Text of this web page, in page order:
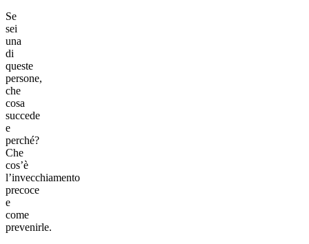
Se
sei
una
di
queste
persone,
che
cosa
succede
e
perché?
Che
cos’è
l’invecchiamento
precoce
e
come
prevenirle.